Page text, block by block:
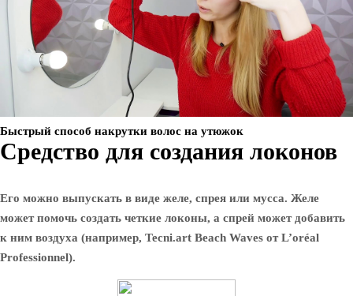
Быстрый способ накрутки волос на утюжок
Средство для создания локонов
Его можно выпускать в виде желе, спрея или мусса. Желе
может помочь создать четкие локоны, а спрей может добавить
к ним воздуха (например, Tecni.art Beach Waves от L’oréal
Professionnel).